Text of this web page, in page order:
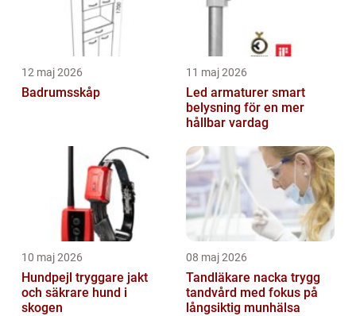
12 maj 2026
Badrumsskåp
11 maj 2026
Led armaturer smart
belysning för en mer
hållbar vardag
10 maj 2026
Hundpejl tryggare jakt
och säkrare hund i
skogen
08 maj 2026
Tandläkare nacka trygg
tandvård med fokus på
långsiktig munhälsa